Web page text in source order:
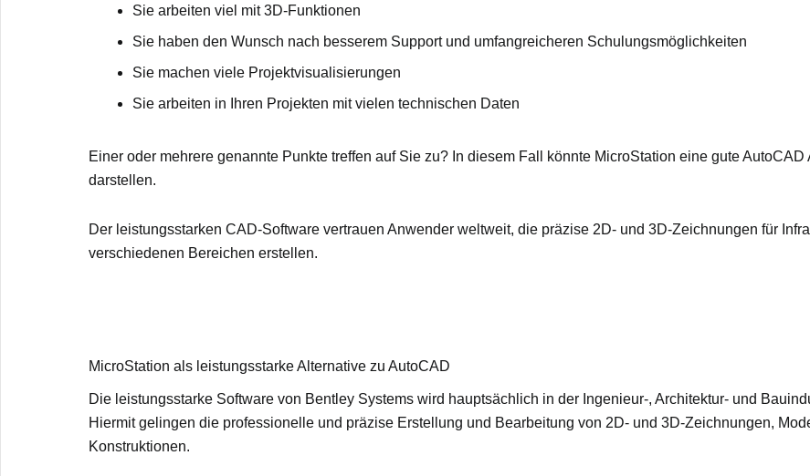
Sie arbeiten viel mit 3D-Funktionen
Sie haben den Wunsch nach besserem Support und umfangreicheren Schulungsmöglichkeiten
Sie machen viele Projektvisualisierungen
Sie arbeiten in Ihren Projekten mit vielen technischen Daten
Einer oder mehrere genannte Punkte treffen auf Sie zu? In diesem Fall könnte MicroStation eine gute AutoCAD
darstellen.
Der leistungsstarken CAD-Software vertrauen Anwender weltweit, die präzise 2D- und 3D-Zeichnungen für
verschiedenen Bereichen erstellen.
MicroStation als leistungsstarke Alternative zu AutoCAD
Die leistungsstarke Software von Bentley Systems wird hauptsächlich in der Ingenieur-, Architektur- und
Hiermit gelingen die professionelle und präzise Erstellung und Bearbeitung von 2D- und 3D-Zeichnungen,
Konstruktionen.